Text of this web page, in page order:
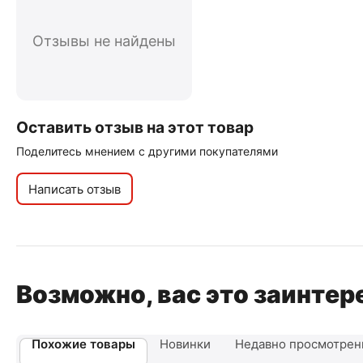
Отзывы не найдены
Оставить отзыв на этот товар
Поделитесь мнением с другими покупателями
Написать отзыв
Возможно, вас это
Похожие товары Новинки Недавно